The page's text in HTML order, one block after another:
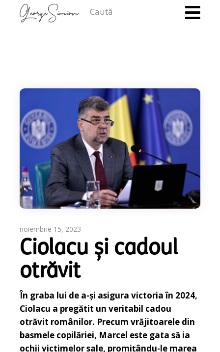
noiembrie 15, 2023
Ciolacu și cadoul
otrăvit
În graba lui de a-și asigura victoria în 2024,
Ciolacu a pregătit un veritabil cadou
otrăvit românilor. Precum vrăjitoarele din
basmele copilăriei, Marcel este gata să ia
ochii victimelor sale, promițându-le marea